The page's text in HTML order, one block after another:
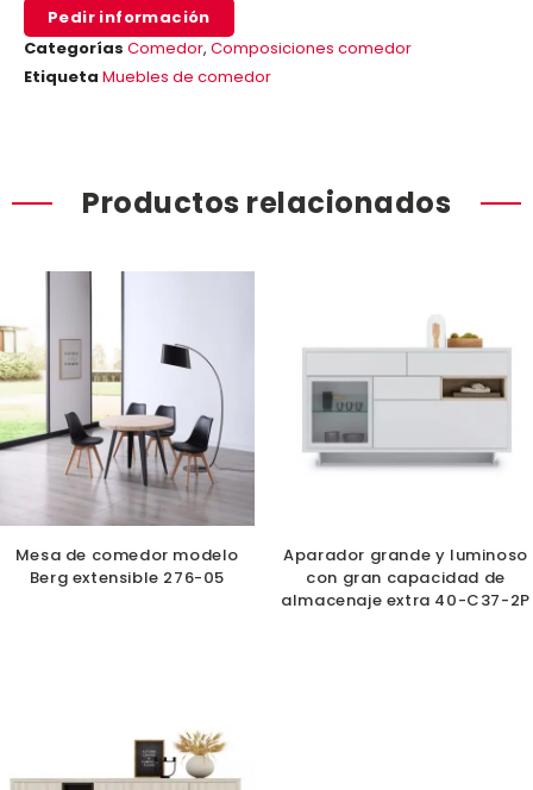
Pedir información
Categorías Comedor, Composiciones comedor
Etiqueta Muebles de comedor
Productos relacionados
Mesa de comedor modelo
Berg extensible 276-05
Aparador grande y luminoso
con gran capacidad de
almacenaje extra 40-C37-2P